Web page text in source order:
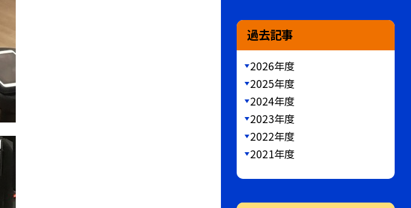
過去記事
2026年度
2025年度
2024年度
2023年度
2022年度
2021年度